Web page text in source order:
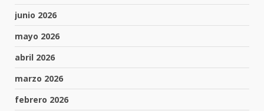
junio 2026
mayo 2026
abril 2026
marzo 2026
febrero 2026